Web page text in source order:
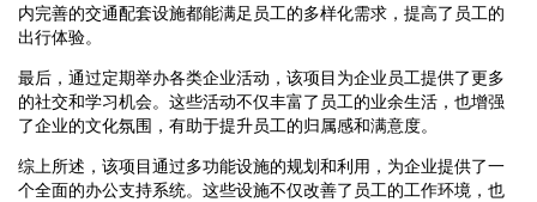
内完善的交通配套设施都能满足员工的多样化需求，提高了员工的
出行体验。
最后，通过定期举办各类企业活动，该项目为企业员工提供了更多
的社交和学习机会。这些活动不仅丰富了员工的业余生活，也增强
了企业的文化氛围，有助于提升员工的归属感和满意度。
综上所述，该项目通过多功能设施的规划和利用，为企业提供了一
个全面的办公支持系统。这些设施不仅改善了员工的工作环境，也